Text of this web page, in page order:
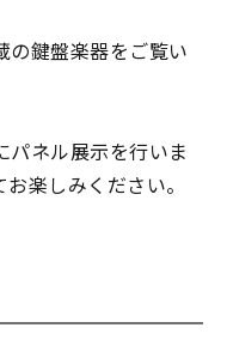
鍵盤楽器をご覧い
ネル展示を行いま
楽しみください。